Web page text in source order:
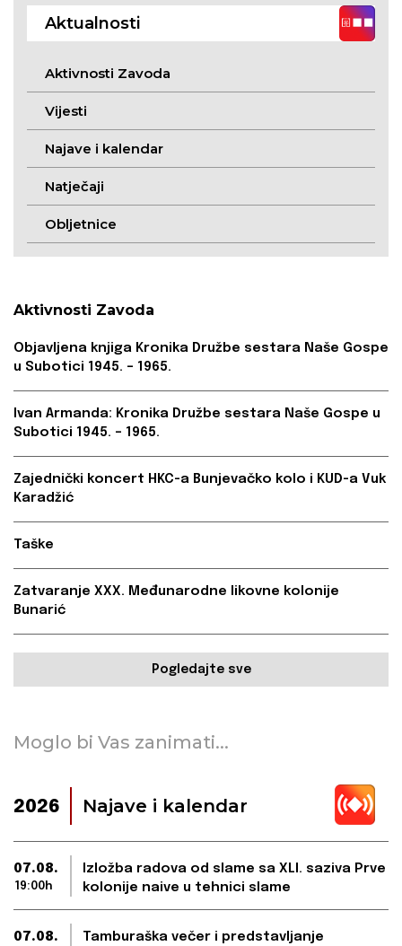
Aktualnosti
Aktivnosti Zavoda
Vijesti
Najave i kalendar
Natječaji
Obljetnice
Aktivnosti Zavoda
Objavljena knjiga Kronika Družbe sestara Naše Gospe
u Subotici 1945. – 1965.
Ivan Armanda: Kronika Družbe sestara Naše Gospe u
Subotici 1945. – 1965.
Zajednički koncert HKC-a Bunjevačko kolo i KUD-a Vuk
Karadžić
Taške
Zatvaranje XXX. Međunarodne likovne kolonije
Bunarić
Pogledajte sve
Moglo bi Vas zanimati...
2026 Najave i kalendar
07.08.
19:00h
Izložba radova od slame sa XLI. saziva Prve
kolonije naive u tehnici slame
07.08.
Tamburaška večer i predstavljanje